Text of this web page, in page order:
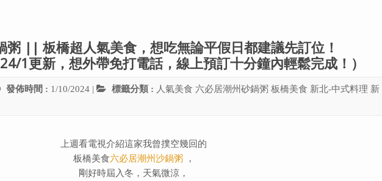
粥 || 板橋超人氣美食，想吃無論平假日都建議先訂位！
1更新，想外帶免打電話，線上預訂十分鐘內輕鬆完成！）
發佈時間 : 1/10/2024 | 標籤分類 : 人氣美食 六必居潮州砂鍋粥 板橋美食 新北-中式料理 新
上週看電視介紹這家我曾撲空幾回的
板橋美食六必居潮州沙鍋粥，
剛好時屆入冬，天氣微涼，